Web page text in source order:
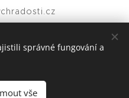
Cookies
správné fungování a
vše